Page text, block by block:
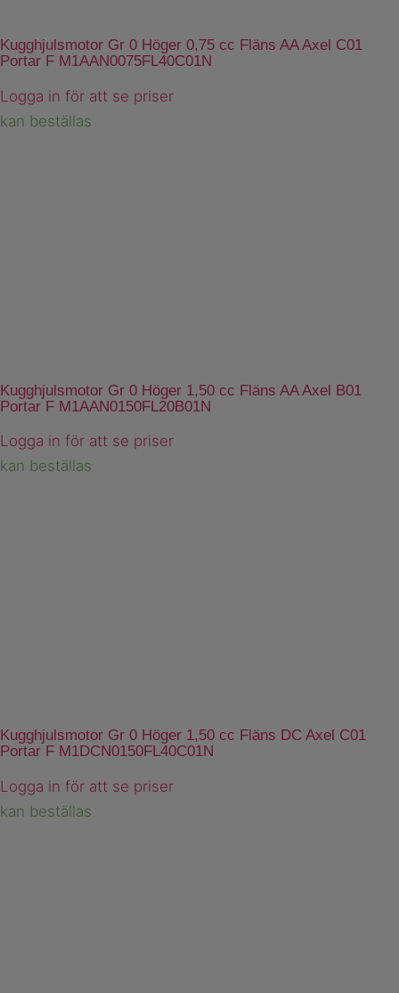
Kugghjulsmotor Gr 0 Höger 0,75 cc Fläns AA Axel C01
Portar F M1AAN0075FL40C01N
Logga in för att se priser
kan beställas
Kugghjulsmotor Gr 0 Höger 1,50 cc Fläns AA Axel B01
Portar F M1AAN0150FL20B01N
Logga in för att se priser
kan beställas
Kugghjulsmotor Gr 0 Höger 1,50 cc Fläns DC Axel C01
Portar F M1DCN0150FL40C01N
Logga in för att se priser
kan beställas